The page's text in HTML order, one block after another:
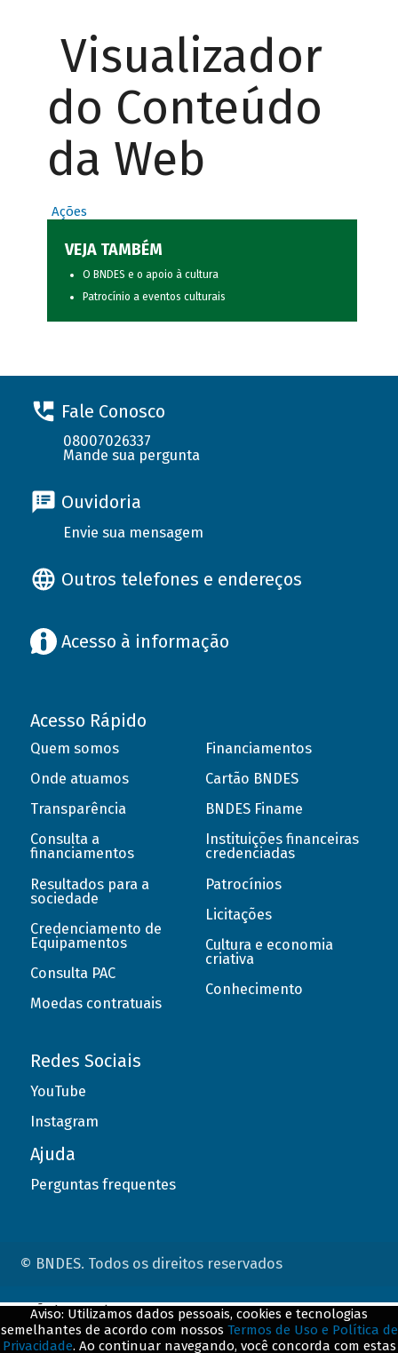
Visualizador
do Conteúdo
da Web
Ações
VEJA TAMBÉM
O BNDES e o apoio à cultura
Patrocínio a eventos culturais
Fale Conosco
08007026337
Mande sua pergunta
Ouvidoria
Envie sua mensagem
Outros telefones e endereços
Acesso à informação
Acesso Rápido
Quem somos
Onde atuamos
Transparência
Consulta a
financiamentos
Resultados para a
sociedade
Credenciamento de
Equipamentos
Consulta PAC
Moedas contratuais
Financiamentos
Cartão BNDES
BNDES Finame
Instituições financeiras
credenciadas
Patrocínios
Licitações
Cultura e economia
criativa
Conhecimento
Redes Sociais
YouTube
Instagram
Ajuda
Perguntas frequentes
© BNDES. Todos os direitos reservados
Aviso: Utilizamos dados pessoais, cookies e tecnologias
semelhantes de acordo com nossos Termos de Uso e Política de
Privacidade. Ao continuar navegando, você concorda com estas
ConteÃºdo complementar
${title}${badge}